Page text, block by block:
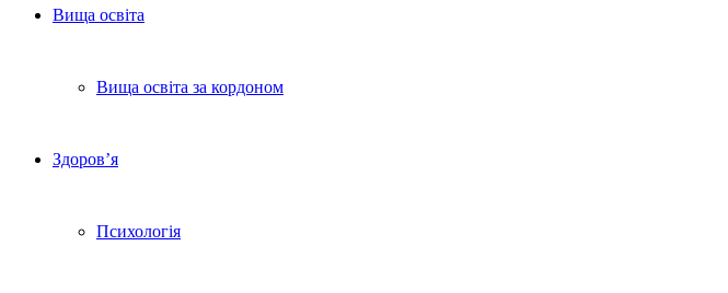
Вища освіта
Вища освіта за кордоном
Здоров’я
Психологія